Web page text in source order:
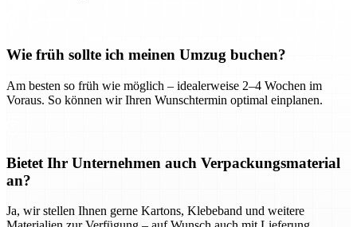
Wie früh sollte ich meinen Umzug buchen?
Am besten so früh wie möglich – idealerweise 2–4 Wochen im
Voraus. So können wir Ihren Wunschtermin optimal einplanen.
Bietet Ihr Unternehmen auch Verpackungsmaterial
an?
Ja, wir stellen Ihnen gerne Kartons, Klebeband und weitere